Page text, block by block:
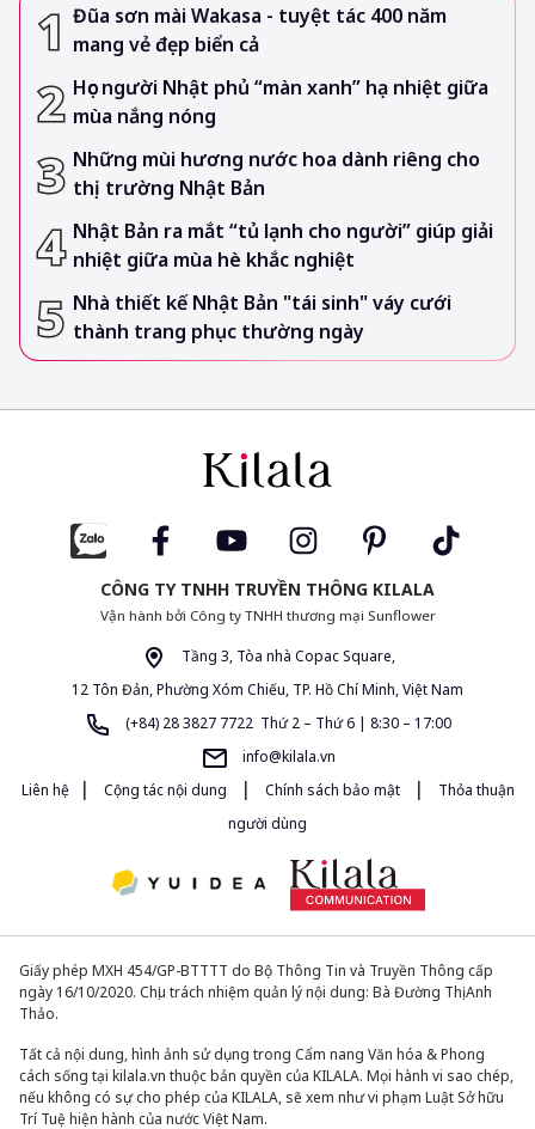
Đũa sơn mài Wakasa - tuyệt tác 400 năm
mang vẻ đẹp biển cả
Học người Nhật phủ “màn xanh” hạ nhiệt giữa
mùa nắng nóng
Những mùi hương nước hoa dành riêng cho
thị trường Nhật Bản
Nhật Bản ra mắt “tủ lạnh cho người” giúp giải
nhiệt giữa mùa hè khắc nghiệt
Nhà thiết kế Nhật Bản "tái sinh" váy cưới
thành trang phục thường ngày
CÔNG TY TNHH TRUYỀN THÔNG KILALA
Vận hành bởi Công ty TNHH thương mại Sunflower
Tầng 3, Tòa nhà Copac Square,
12 Tôn Đản, Phường Xóm Chiếu, TP. Hồ Chí Minh, Việt Nam
(+84) 28 3827 7722 Thứ 2 – Thứ 6 | 8:30 – 17:00
info@kilala.vn
Liên hệ
| Cộng tác nội dung | Chính sách bảo mật |
Thỏa thuận
người dùng
Giấy phép MXH 454/GP-BTTTT do Bộ Thông Tin và Truyền Thông cấp
ngày 16/10/2020. Chịu trách nhiệm quản lý nội dung: Bà Đường Thị Anh
Thảo.
Tất cả nội dung, hình ảnh sử dụng trong Cẩm nang Văn hóa & Phong
cách sống tại kilala.vn thuộc bản quyền của KILALA. Mọi hành vi sao chép,
nếu không có sự cho phép của KILALA, sẽ xem như vi phạm Luật Sở hữu
Trí Tuệ hiện hành của nước Việt Nam.